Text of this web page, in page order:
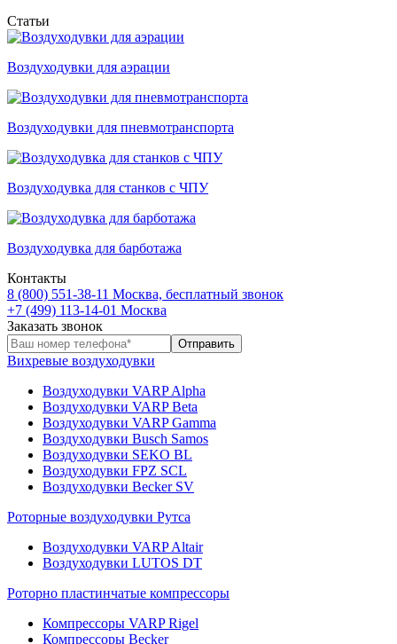
Статьи
Воздуходувки для аэрации
Воздуходувки для пневмотранспорта
Воздуходувка для станков с ЧПУ
Воздуходувка для барботажа
Контакты
8 (800) 551-38-11 Москва, бесплатный звонок
+7 (499) 113-14-01 Москва
Заказать звонок
Вихревые воздуходувки
Воздуходувки VARP Alpha
Воздуходувки VARP Beta
Воздуходувки VARP Gamma
Воздуходувки Busch Samos
Воздуходувки SEKO BL
Воздуходувки FPZ SCL
Воздуходувки Becker SV
Роторные воздуходувки Рутса
Воздуходувки VARP Altair
Воздуходувки LUTOS DT
Роторно пластинчатые компрессоры
Компрессоры VARP Rigel
Компрессоры Becker